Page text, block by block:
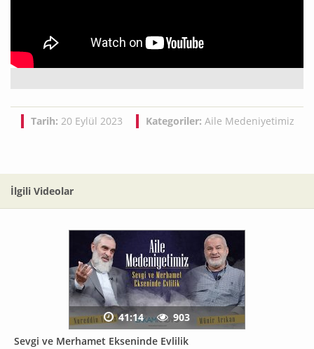
Tarih: 20 Eylül 2023 Kategoriler: Aile Medeniyetimiz
İlgili Videolar
Sevgi ve Merhamet Ekseninde Evlilik
41:14 903